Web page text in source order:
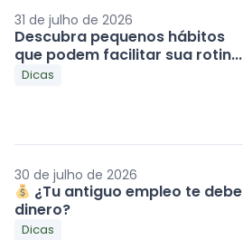
31 de julho de 2026
Descubra pequenos hábitos
que podem facilitar sua rotin...
Dicas
30 de julho de 2026
¿Tu antiguo empleo te debe
dinero?
Dicas